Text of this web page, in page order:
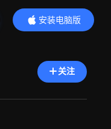
安装电脑版
内容更精彩
关注